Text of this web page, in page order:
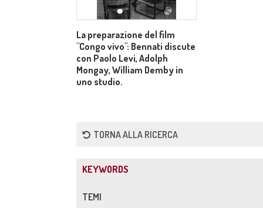
La preparazione del film
"Congo vivo": Bennati discute
con Paolo Levi, Adolph
Mongay, William Demby in
uno studio.
TORNA ALLA RICERCA
KEYWORDS
TEMI